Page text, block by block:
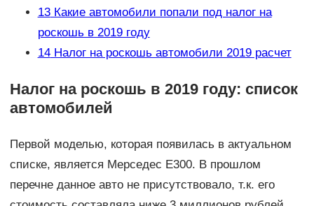
13Какие автомобили попали под налог на
роскошь в 2019 году
14Налог на роскошь автомобили 2019 расчет
Налог на роскошь в 2019 году: список
автомобилей
Первой моделью, которая появилась в актуальном
списке, является Мерседес Е300. В прошлом
перечне данное авто не присутствовало, т.к. его